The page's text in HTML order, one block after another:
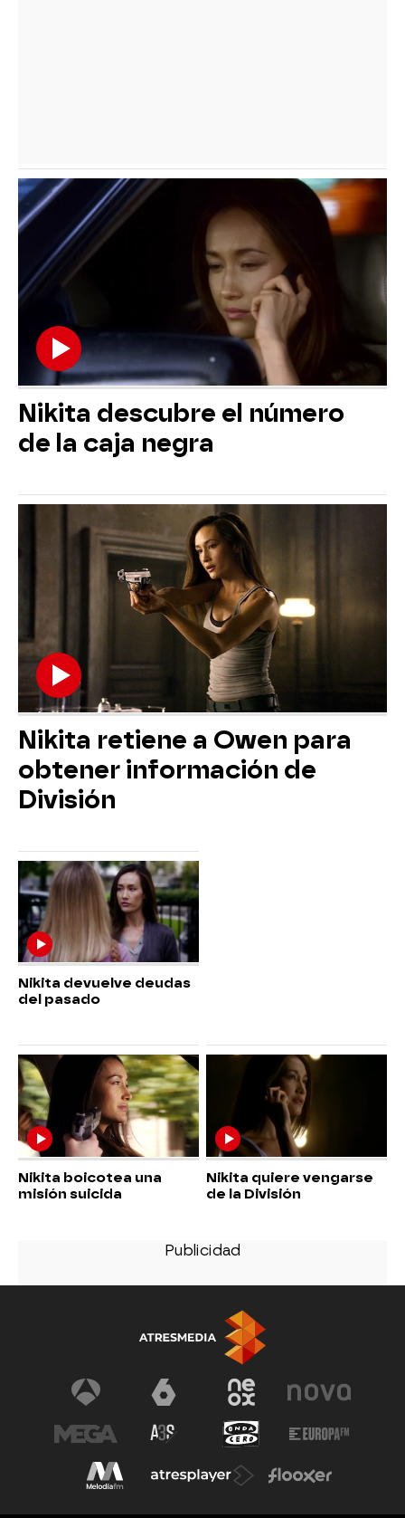
Nikita descubre el número
de la caja negra
Nikita retiene a Owen para
obtener información de
División
Nikita devuelve deudas
del pasado
Nikita boicotea una
misión suicida
Nikita quiere vengarse
de la División